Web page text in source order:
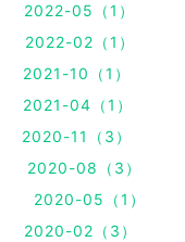
2022-05（1）
2022-02（1）
2021-10（1）
2021-04（1）
2020-11（3）
2020-08（3）
2020-05（1）
2020-02（3）